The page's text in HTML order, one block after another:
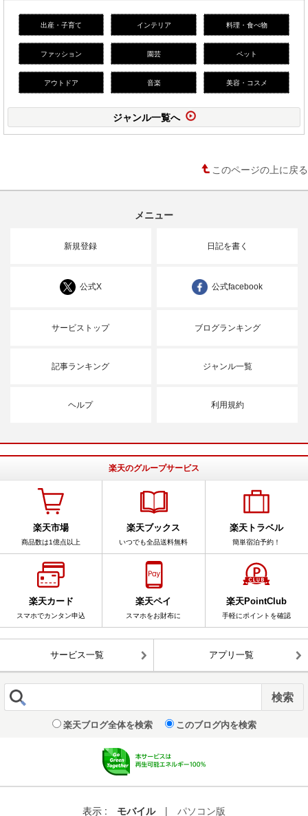
出産・子育て インテリア 料理・食べ物
ファッション 園芸 ペット
アウトドア 音楽 美容・コスメ
ジャンル一覧へ
このページの上に戻る
メニュー
新規登録 日記を書く
公式X 公式facebook
サービストップ ブログランキング
記事ランキング ジャンル一覧
ヘルプ 利用規約
楽天のグループサービス
楽天市場
商品数は1億点以上
楽天ブックス
いつでも全品送料無料
楽天トラベル
簡単宿泊予約！
楽天カード
スマホでカンタン申込
楽天ペイ
スマホをお財布に
楽天PointClub
手軽にポイントを確認
サービス一覧 アプリ一覧
楽天ブログ全体を検索 このブログ内を検索
表示 : モバイル | パソコン版